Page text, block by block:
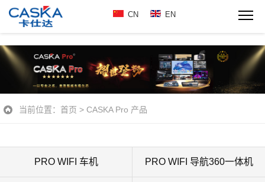
CN EN
当前位置： 首页 > CASKA Pro 产品
PRO WIFI 车机 PRO WIFI 导航360一体机